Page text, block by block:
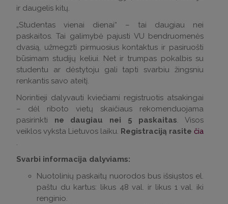
ir daugelis kitų.
„Studentas vienai dienai“ – tai daugiau nei
paskaitos. Tai galimybė pajusti VU bendruomenės
dvasią, užmegzti pirmuosius kontaktus ir pasiruošti
būsimam studijų keliui. Net ir trumpas pokalbis su
studentu ar dėstytoju gali tapti svarbiu žingsniu
renkantis savo ateitį.
Norintieji dalyvauti kviečiami registruotis atsakingai
– dėl riboto vietų skaičiaus rekomenduojama
pasirinkti ne daugiau nei 5 paskaitas . Visos
veiklos vyksta Lietuvos laiku. Registraciją rasite čia
Svarbi informacija dalyviams:
Nuotolinių paskaitų nuorodos bus išsiųstos el.
paštu du kartus: likus 48 val. ir likus 1 val. iki
renginio.